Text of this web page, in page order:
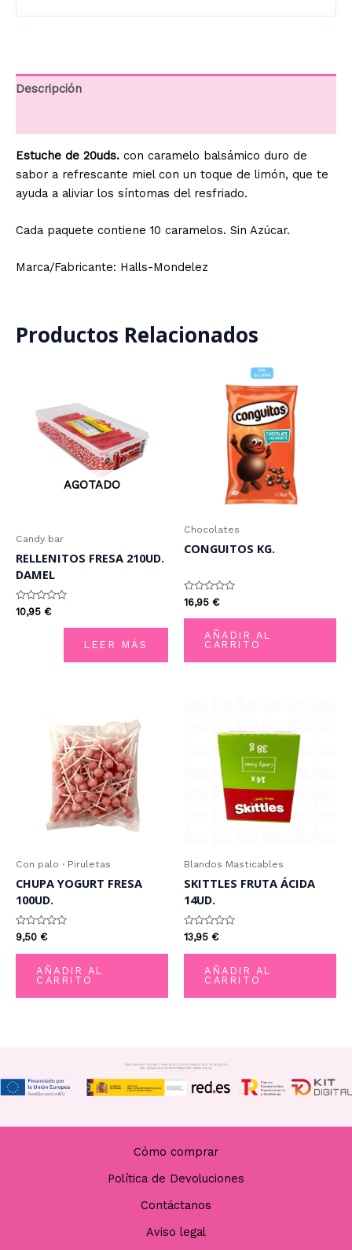
Descripción
Estuche de 20uds. con caramelo balsámico duro de
sabor a refrescante miel con un toque de limón, que te
ayuda a aliviar los síntomas del resfriado.
Cada paquete contiene 10 caramelos. Sin Azúcar.
Marca/Fabricante: Halls-Mondelez
Productos Relacionados
AGOTADO
Candy bar
RELLENITOS FRESA 210UD.
DAMEL
Valorado
con
10,95 €
LEER MÁS
Chocolates
CONGUITOS KG.
Valorado
con
0
16,95 €
AÑADIR AL
CARRITO
Con palo · Piruletas
CHUPA YOGURT FRESA
100UD.
Valorado
con
0
9,50 €
AÑADIR AL
CARRITO
Blandos Masticables
SKITTLES FRUTA ÁCIDA
14UD.
Valorado
con
0
13,95 €
AÑADIR AL
CARRITO
Cómo comprar
Política de Devoluciones
Contáctanos
Aviso legal